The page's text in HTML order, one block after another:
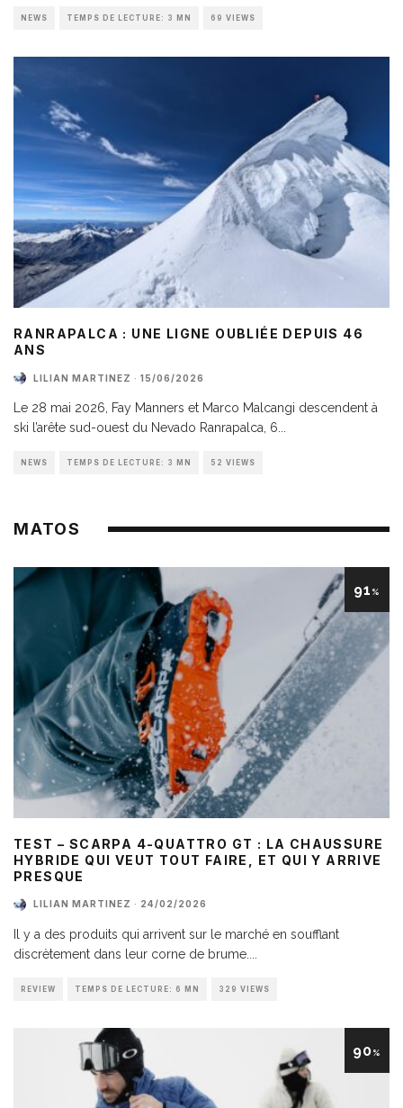
NEWS TEMPS DE LECTURE: 3 MN 69 VIEWS
RANRAPALCA : UNE LIGNE OUBLIÉE DEPUIS 46
ANS
LILIAN MARTINEZ · 15/06/2026
Le 28 mai 2026, Fay Manners et Marco Malcangi descendent à
ski l’arête sud-ouest du Nevado Ranrapalca, 6
NEWS TEMPS DE LECTURE: 3 MN 52 VIEWS
MATOS
91 %
TEST – SCARPA 4-QUATTRO GT : LA CHAUSSURE
HYBRIDE QUI VEUT TOUT FAIRE, ET QUI Y ARRIVE
PRESQUE
LILIAN MARTINEZ · 24/02/2026
Il y a des produits qui arrivent sur le marché en soufflant
discrètement dans leur corne de brume.
REVIEW TEMPS DE LECTURE: 6 MN 329 VIEWS
90%